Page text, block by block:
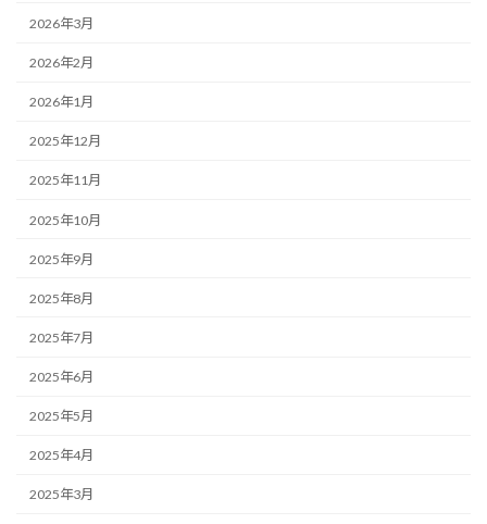
2026年3月
2026年2月
2026年1月
2025年12月
2025年11月
2025年10月
2025年9月
2025年8月
2025年7月
2025年6月
2025年5月
2025年4月
2025年3月